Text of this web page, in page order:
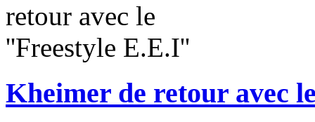
Kheimer de retour avec